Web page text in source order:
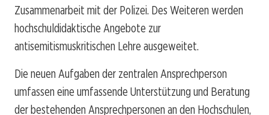
Zusammenarbeit mit der Polizei. Des Weiteren werden
hochschuldidaktische Angebote zur
antisemitismuskritischen Lehre ausgeweitet.
Die neuen Aufgaben der zentralen Ansprechperson
umfassen eine umfassende Unterstützung und Beratung
der bestehenden Ansprechpersonen an den Hochschulen,